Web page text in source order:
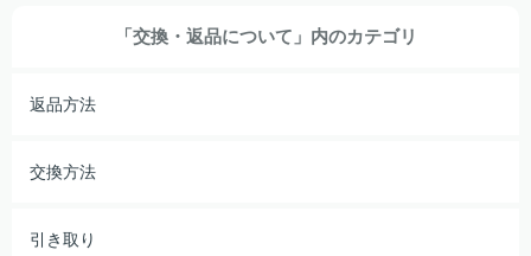
「交換・返品について」内のカテゴリ
返品方法
交換方法
引き取り